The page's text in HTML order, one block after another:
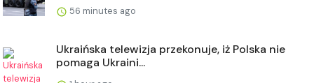
56 minutes ago
Ukraińska telewizja przekonuje, iż Polska nie
pomaga Ukraini...